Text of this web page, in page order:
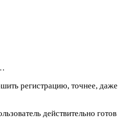
регистрацию, точнее, даже
действительно готов